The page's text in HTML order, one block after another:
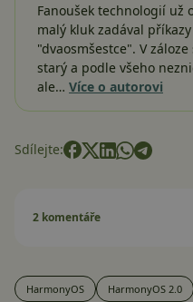
Fanoušek technologií už
malý kluk zadával
"dvaosmšestce". V
starý a podle všeho
ale… Více o autorovi
Sdílejte:
2 komentáře
HarmonyOS HarmonyOS 2.0